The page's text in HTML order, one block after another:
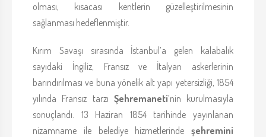
olması, kısacası kentlerin güzelleştirilmesinin
sağlanması hedeflenmiştir.
Kırım Savaşı sırasında İstanbul’a gelen kalabalık
sayıdaki İngiliz, Fransız ve İtalyan askerlerinin
barındırılması ve buna yönelik alt yapı yetersizliği, 1854
yılında Fransız tarzı Şehremaneti’nin kurulmasıyla
sonuçlandı. 13 Haziran 1854 tarihinde yayınlanan
nizamname ile belediye hizmetlerinde şehremini